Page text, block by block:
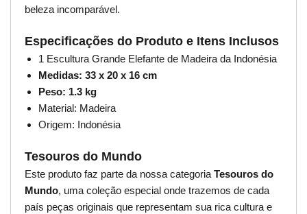
beleza incomparável.
Especificações do Produto e Itens Inclusos
1 Escultura Grande Elefante de Madeira da Indonésia
Medidas: 33 x 20 x 16 cm
Peso: 1.3 kg
Material: Madeira
Origem: Indonésia
Tesouros do Mundo
Este produto faz parte da nossa categoriaTesouros do
Mundo, uma coleção especial onde trazemos de cada
país peças originais que representam sua rica cultura e